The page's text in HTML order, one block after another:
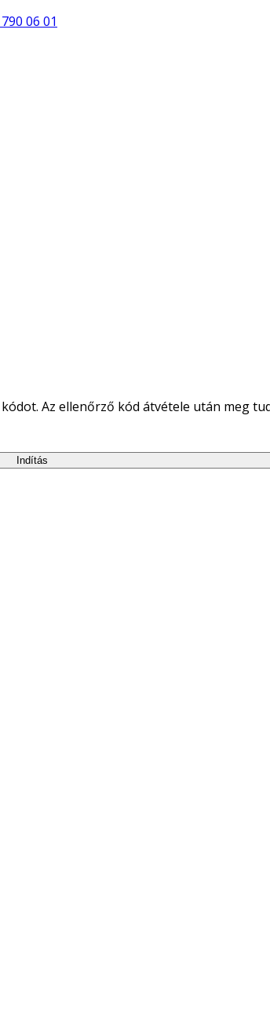
06 01
Az ellenőrző kód átvétele után meg
Indítás